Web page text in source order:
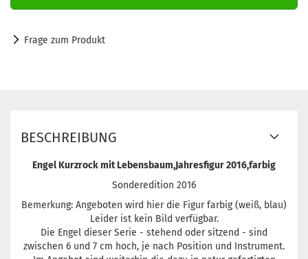
Frage zum Produkt
BESCHREIBUNG
Engel Kurzrock mit Lebensbaum,Jahresfigur 2016,farbig
Sonderedition 2016
Bemerkung: Angeboten wird hier die Figur farbig (weiß, blau)
Leider ist kein Bild verfügbar.
Die Engel dieser Serie - stehend oder sitzend - sind
zwischen 6 und 7 cm hoch, je nach Position und Instrument.